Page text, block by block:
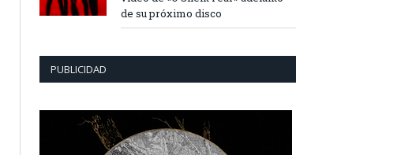
de su próximo disco
PUBLICIDAD